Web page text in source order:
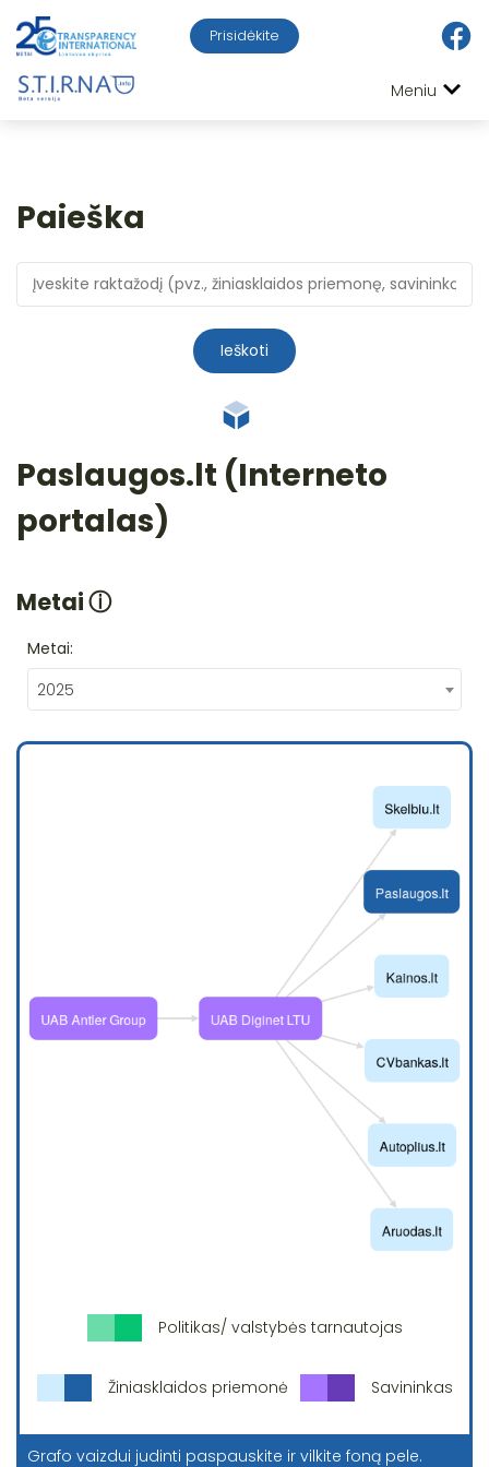
Prisidėkite
Meniu
Paieška
Ieškoti
Paslaugos.lt (Interneto
portalas)
Metaiⓘ
Metai:
2025
Politikas/ valstybės tarnautojas
Žiniasklaidos priemonė Savininkas
Grafo vaizdui judinti paspauskite ir vilkite foną pele.